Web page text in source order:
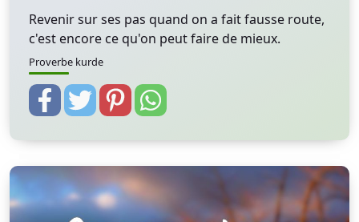
Revenir sur ses pas quand on a fait fausse route,
c'est encore ce qu'on peut faire de mieux.
Proverbe kurde